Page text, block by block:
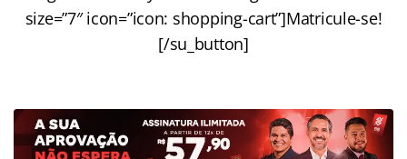
size=”7″ icon=”icon: shopping-cart”]Matricule-se!
[/su_button]